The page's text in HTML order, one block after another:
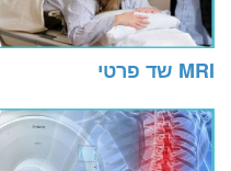
MRI שד פרטי